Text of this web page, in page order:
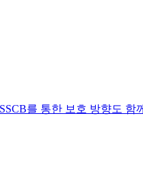
를 통한 보호 방향도 함